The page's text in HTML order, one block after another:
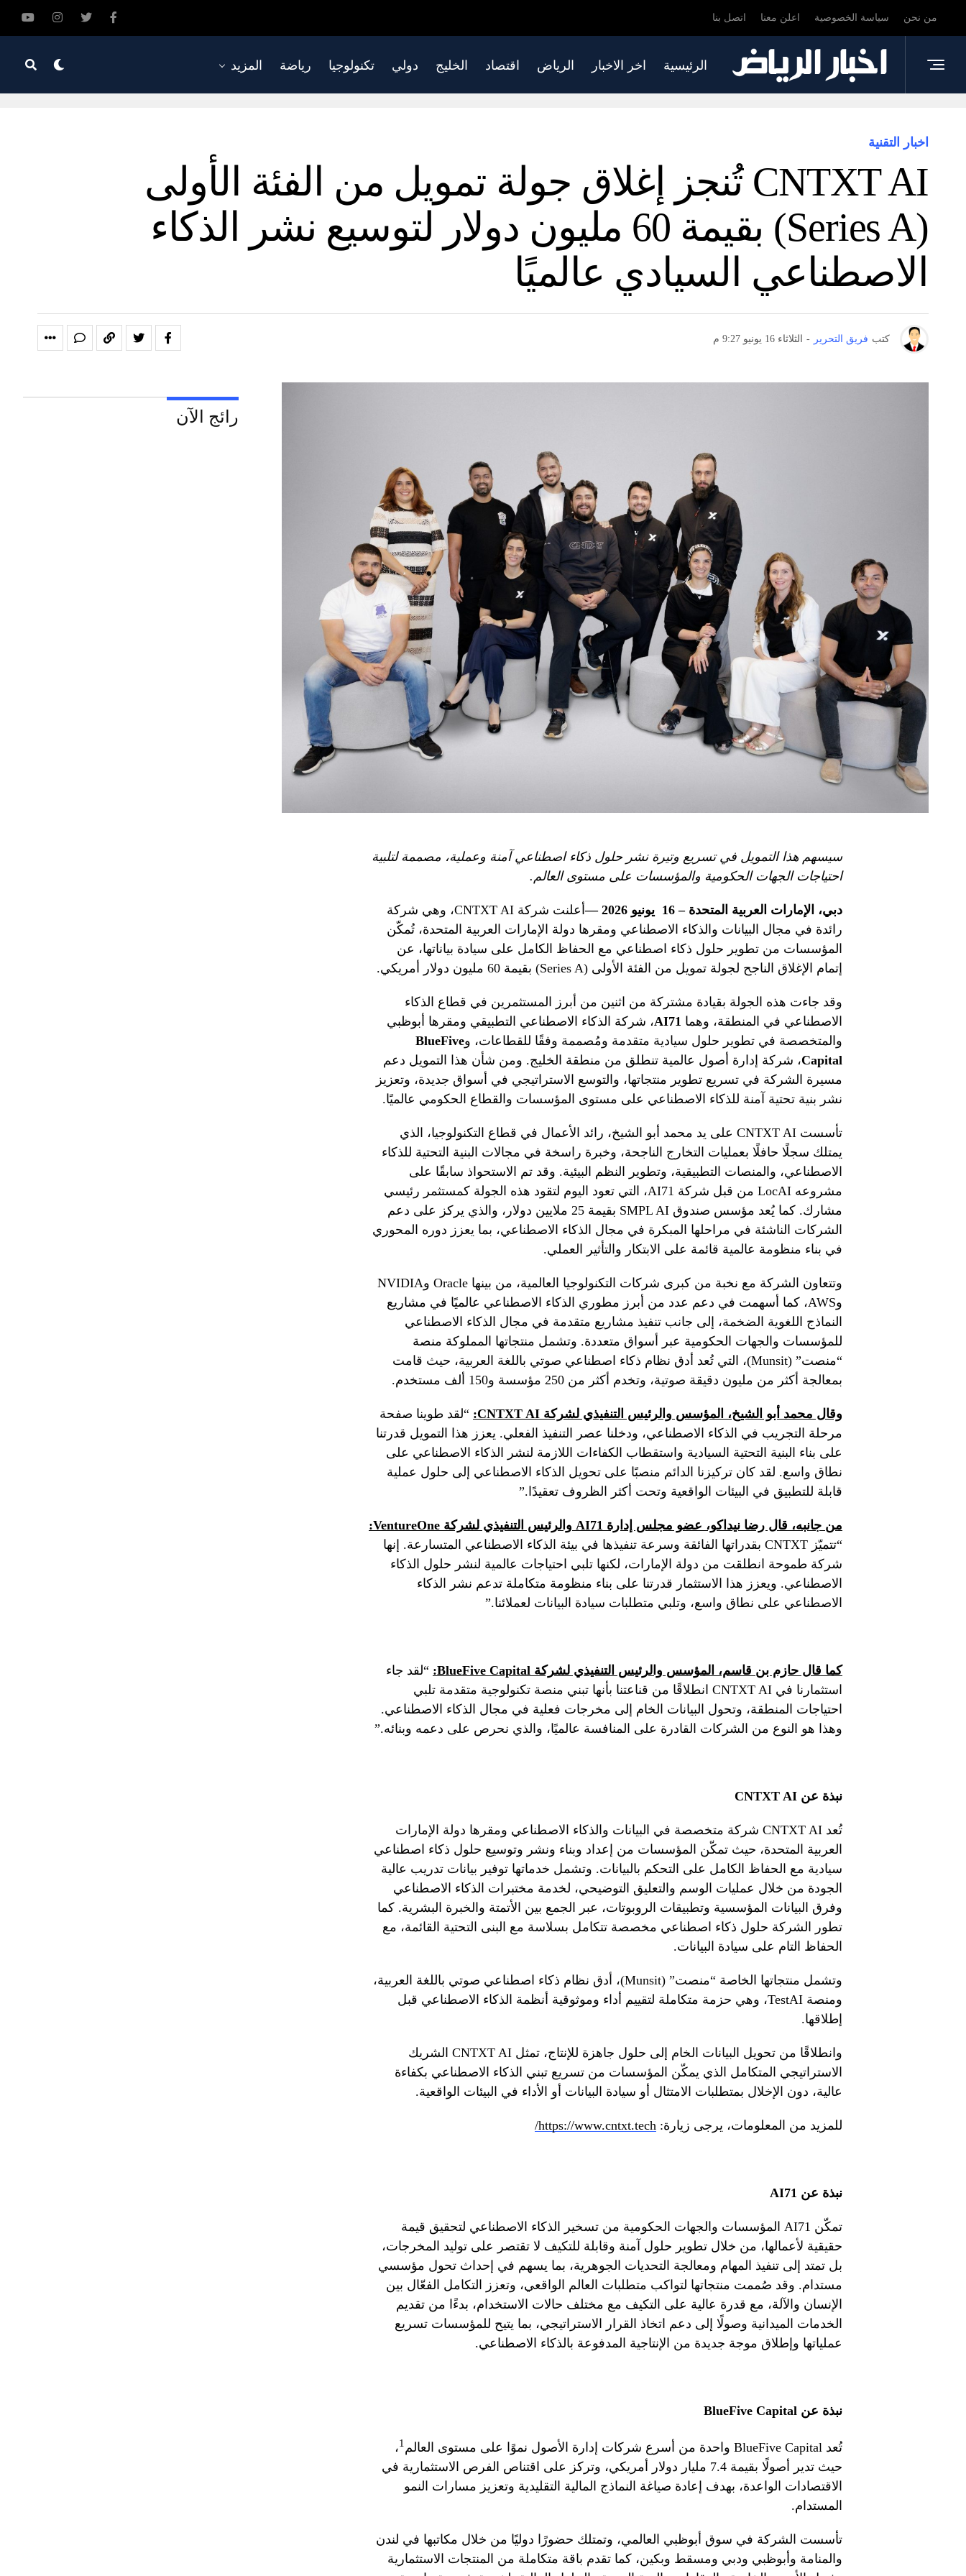
من نحن سياسة الخصوصية اعلن معنا اتصل بنا
الرئيسية اخر الاخبار الرياض اقتصاد الخليج دولي تكنولوجيا رياضة المزيد
اخبار التقنية
CNTXT AI تُنجز إغلاق جولة تمويل من الفئة الأولى
(Series A) بقيمة 60 مليون دولار لتوسيع نشر الذكاء
الاصطناعي السيادي عالميًا
كتب فريق التحرير - الثلاثاء 16 يونيو 9:27 م
سيسهم هذا التمويل في تسريع وتيرة نشر حلول ذكاء اصطناعي آمنة وعملية، مصممة لتلبية
احتياجات الجهات الحكومية والمؤسسات على مستوى العالم.
دبي، الإمارات العربية المتحدة – 16 يونيو
أعلنت شركة CNTXT AI، وهي شركة
رائدة في مجال البيانات والذكاء الاصطناعي ومقرها دولة الإمارات العربية المتحدة، تُمكّن
المؤسسات من تطوير حلول ذكاء اصطناعي مع الحفاظ الكامل على سيادة بياناتها، عن
إتمام الإغلاق الناجح لجولة تمويل من الفئة الأولى (Series A) بقيمة 60 مليون دولار أمريكي.
وقد جاءت هذه الجولة بقيادة مشتركة من اثنين من أبرز المستثمرين في قطاع الذكاء
الاصطناعي في المنطقة، وهما
، شركة الذكاء الاصطناعي التطبيقي ومقرها أبوظبي
والمتخصصة في تطوير حلول سيادية متقدمة ومُصممة وفقًا للقطاعات، وBlueFive
Capital، شركة إدارة أصول عالمية تنطلق من منطقة الخليج. ومن شأن هذا التمويل دعم
مسيرة الشركة في تسريع تطوير منتجاتها، والتوسع الاستراتيجي في أسواق جديدة، وتعزيز
نشر بنية تحتية آمنة للذكاء الاصطناعي على مستوى المؤسسات والقطاع الحكومي عالميًا.
تأسست CNTXT AI على يد محمد أبو الشيخ، رائد الأعمال في قطاع التكنولوجيا، الذي
يمتلك سجلًا حافلًا بعمليات التخارج الناجحة، وخبرة راسخة في مجالات البنية التحتية للذكاء
الاصطناعي، والمنصات التطبيقية، وتطوير النظم البيئية. وقد تم الاستحواذ سابقًا على
مشروعه LocAI من قبل شركة AI71، التي تعود اليوم لتقود هذه الجولة كمستثمر رئيسي
مشارك. كما يُعد مؤسس صندوق SMPL AI بقيمة 25 ملايين دولار، والذي يركز على دعم
الشركات الناشئة في مراحلها المبكرة في مجال الذكاء الاصطناعي، بما يعزز دوره المحوري
في بناء منظومة عالمية قائمة على الابتكار والتأثير العملي.
وتتعاون الشركة مع نخبة من كبرى شركات التكنولوجيا العالمية، من بينها Oracle وNVIDIA
وAWS، كما أسهمت في دعم عدد من أبرز مطوري الذكاء الاصطناعي عالميًا في مشاريع
النماذج اللغوية الضخمة، إلى جانب تنفيذ مشاريع متقدمة في مجال الذكاء الاصطناعي
للمؤسسات والجهات الحكومية عبر أسواق متعددة. وتشمل منتجاتها المملوكة منصة
“منصت” (Munsit)، التي تُعد أدق نظام ذكاء اصطناعي صوتي باللغة العربية، حيث قامت
بمعالجة أكثر من مليون دقيقة صوتية، وتخدم أكثر من 250 مؤسسة و150 ألف مستخدم.
وقال محمد أبو الشيخ، المؤسس والرئيس التنفيذي لشركة CNTXT AI: “لقد طوينا صفحة
مرحلة التجريب في الذكاء الاصطناعي، ودخلنا عصر التنفيذ الفعلي. يعزز هذا التمويل قدرتنا
على بناء البنية التحتية السيادية واستقطاب الكفاءات اللازمة لنشر الذكاء الاصطناعي على
نطاق واسع. لقد كان تركيزنا الدائم منصبًا على تحويل الذكاء الاصطناعي إلى حلول عملية
قابلة للتطبيق في البيئات الواقعية وتحت أكثر الظروف تعقيدًا.”
من جانبه، قال رضا نيداكو، عضو مجلس إدارة AI71 والرئيس التنفيذي لشركة
VentureOne:
“تتميّز CNTXT بقدراتها الفائقة وسرعة تنفيذها في بيئة الذكاء الاصطناعي المتسارعة. إنها
شركة طموحة انطلقت من دولة الإمارات، لكنها تلبي احتياجات عالمية لنشر حلول الذكاء
الاصطناعي. ويعزز هذا الاستثمار قدرتنا على بناء منظومة متكاملة تدعم نشر الذكاء
الاصطناعي على نطاق واسع، وتلبي متطلبات سيادة البيانات لعملائنا.”
كما قال حازم بن قاسم، المؤسس والرئيس التنفيذي لشركة BlueFive Capital: “لقد جاء
استثمارنا في CNTXT AI انطلاقًا من قناعتنا بأنها تبني منصة تكنولوجية متقدمة تلبي
احتياجات المنطقة، وتحول البيانات الخام إلى مخرجات فعلية في مجال الذكاء الاصطناعي.
وهذا هو النوع من الشركات القادرة على المنافسة عالميًا، والذي نحرص على دعمه وبنائه.”
نبذة عن CNTXT AI
تُعد CNTXT AI شركة متخصصة في البيانات والذكاء الاصطناعي ومقرها دولة الإمارات
العربية المتحدة، حيث تمكّن المؤسسات من إعداد وبناء ونشر وتوسيع حلول ذكاء اصطناعي
سيادية مع الحفاظ الكامل على التحكم بالبيانات. وتشمل خدماتها توفير بيانات تدريب عالية
الجودة من خلال عمليات الوسم والتعليق التوضيحي، لخدمة مختبرات الذكاء الاصطناعي
وفرق البيانات المؤسسية وتطبيقات الروبوتات، عبر الجمع بين الأتمتة والخبرة البشرية. كما
تطور الشركة حلول ذكاء اصطناعي مخصصة تتكامل بسلاسة مع البنى التحتية القائمة، مع
الحفاظ التام على سيادة البيانات.
وتشمل منتجاتها الخاصة “منصت” (Munsit)، أدق نظام ذكاء اصطناعي صوتي باللغة العربية،
ومنصة TestAI، وهي حزمة متكاملة لتقييم أداء وموثوقية أنظمة الذكاء الاصطناعي قبل
إطلاقها.
وانطلاقًا من تحويل البيانات الخام إلى حلول جاهزة للإنتاج، تمثل CNTXT AI الشريك
الاستراتيجي المتكامل الذي يمكّن المؤسسات من تسريع تبني الذكاء الاصطناعي بكفاءة
عالية، دون الإخلال بمتطلبات الامتثال أو سيادة البيانات أو الأداء في البيئات الواقعية.
للمزيد من المعلومات، يرجى زيارة: https://www.cntxt.tech/
نبذة عن AI71
تمكّن AI71 المؤسسات والجهات الحكومية من تسخير الذكاء الاصطناعي لتحقيق قيمة
حقيقية لأعمالها، من خلال تطوير حلول آمنة وقابلة للتكيف لا تقتصر على توليد المخرجات،
بل تمتد إلى تنفيذ المهام ومعالجة التحديات الجوهرية، بما يسهم في إحداث تحول مؤسسي
مستدام. وقد صُممت منتجاتها لتواكب متطلبات العالم الواقعي، وتعزز التكامل الفعّال بين
الإنسان والآلة، مع قدرة عالية على التكيف مع مختلف حالات الاستخدام، بدءًا من تقديم
الخدمات الميدانية وصولًا إلى دعم اتخاذ القرار الاستراتيجي، بما يتيح للمؤسسات تسريع
عملياتها وإطلاق موجة جديدة من الإنتاجية المدفوعة بالذكاء الاصطناعي.
نبذة عن BlueFive Capital
تُعد BlueFive Capital واحدة من أسرع شركات إدارة الأصول نموًا على مستوى العالم 1،
حيث تدير أصولًا بقيمة 7.4 مليار دولار أمريكي، وتركز على اقتناص الفرص الاستثمارية في
الاقتصادات الواعدة، بهدف إعادة صياغة النماذج المالية التقليدية وتعزيز مسارات النمو
المستدام.
تأسست الشركة في سوق أبوظبي العالمي، وتمتلك حضورًا دوليًا من خلال مكاتبها في لندن
والمنامة وأبوظبي ودبي ومسقط وبكين، كما تقدم باقة متكاملة من المنتجات الاستثمارية
رائج الآن